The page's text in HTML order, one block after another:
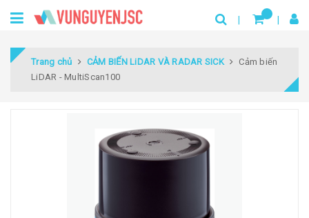
Trang chủ CẢM BIẾN LiDAR VÀ RADAR SICK
Cảm biến
LiDAR - MultiScan100